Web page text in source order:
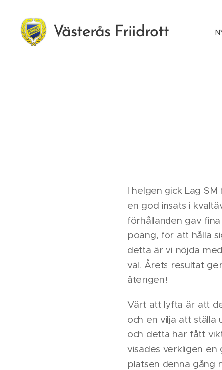
Västerås Friidrott
I helgen gick Lag
en god insats i
förhållanden gav
poäng, för att hålla
detta är vi nöjda
väl. Årets resultat
återigen!
Värt att lyfta är att
och en vilja att
och detta har fått
visades verkligen
platsen denna gång